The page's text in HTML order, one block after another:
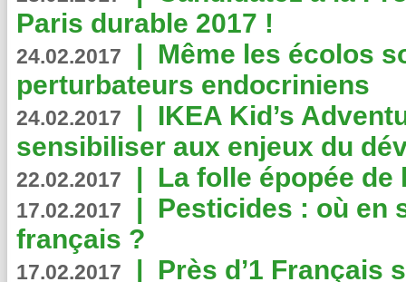
Paris durable 2017 !
24.02.2017 | Même les écolos
perturbateurs endocriniens
24.02.2017 | IKEA Kid’s
sensibiliser aux enjeux du
22.02.2017 | La folle épopée de
17.02.2017 | Pesticides : où en
français ?
17.02.2017 | Près d’1 Français